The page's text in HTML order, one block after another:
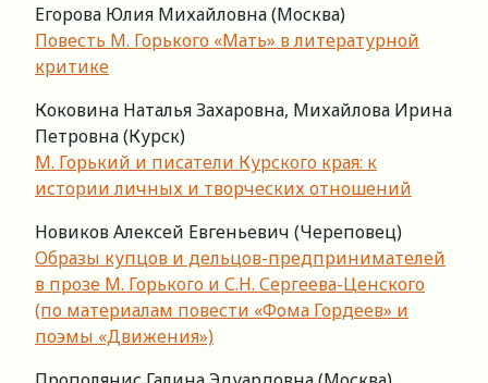
Егорова Юлия Михайловна (Москва)
Повесть М. Горького «Мать» в литературной
критике
Коковина Наталья Захаровна, Михайлова Ирина
Петровна (Курск)
М. Горький и писатели Курского края: к
истории личных и творческих отношений
Новиков Алексей Евгеньевич (Череповец)
Образы купцов и дельцов-предпринимателей
в прозе М. Горького и С.Н. Сергеева-Ценского
(по материалам повести «Фома Гордеев» и
поэмы «Движения»)